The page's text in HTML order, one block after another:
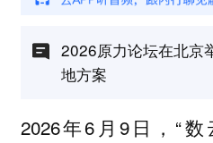
2026原力论坛在北京
地方案
2026年6月9日，“数